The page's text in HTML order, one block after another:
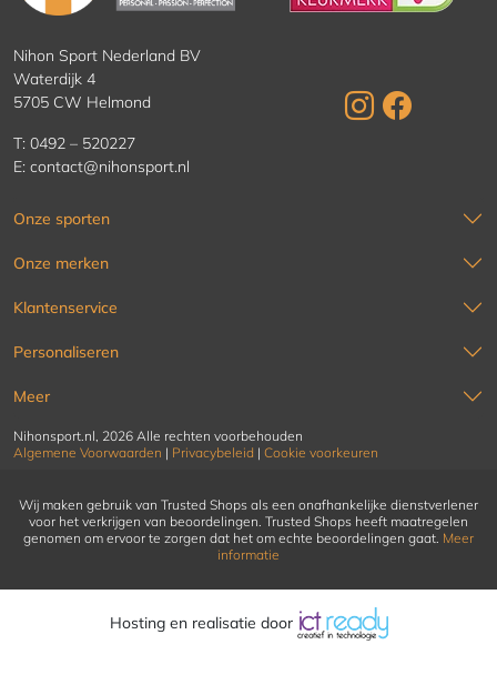
Nihon Sport Nederland BV
Waterdijk 4
5705 CW Helmond
T: 0492 – 520227
E: contact@nihonsport.nl
Onze sporten
Onze merken
Klantenservice
Personaliseren
Meer
Nihonsport.nl, 2026 Alle rechten voorbehouden
Algemene Voorwaarden | Privacybeleid | Cookie voorkeuren
Wij maken gebruik van Trusted Shops als een onafhankelijke dienstverlener
voor het verkrijgen van beoordelingen. Trusted Shops heeft maatregelen
genomen om ervoor te zorgen dat het om echte beoordelingen gaat. Meer
informatie
Hosting en realisatie door